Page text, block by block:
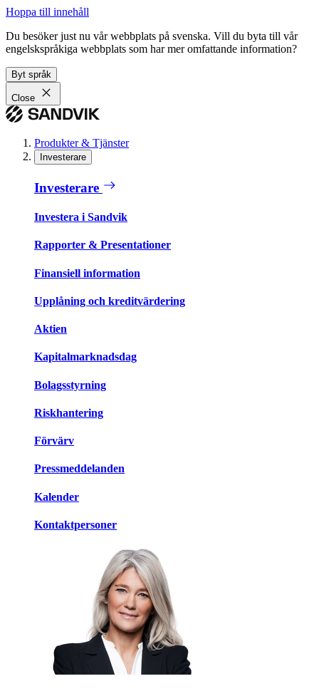
Hoppa till innehåll
Du besöker just nu vår webbplats på svenska. Vill du byta till vår
engelskspråkiga webbplats som har mer omfattande information?
Byt språk
Close
Produkter & Tjänster
Investerare
Investerare
Investera i Sandvik
Rapporter & Presentationer
Finansiell information
Upplåning och kreditvärdering
Aktien
Kapitalmarknadsdag
Bolagsstyrning
Riskhantering
Förvärv
Pressmeddelanden
Kalender
Kontaktpersoner